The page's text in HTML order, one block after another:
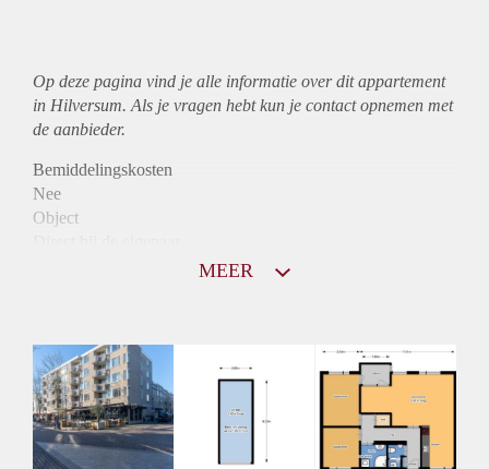
Op deze pagina vind je alle informatie over ditappartement
in Hilversum. Als je vragen hebt kun je contact opnemen met
de aanbieder.
Bemiddelingskosten
Nee
Object
Huurtoeslag
Niet mogelijk
Inkomen eis
2,9 X Maandhuur Bruto
Huurtermijn
MEER